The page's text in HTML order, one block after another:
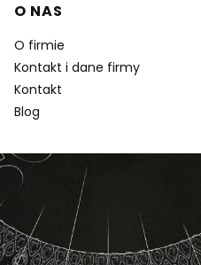
O NAS
O firmie
Kontakt i dane firmy
Kontakt
Blog